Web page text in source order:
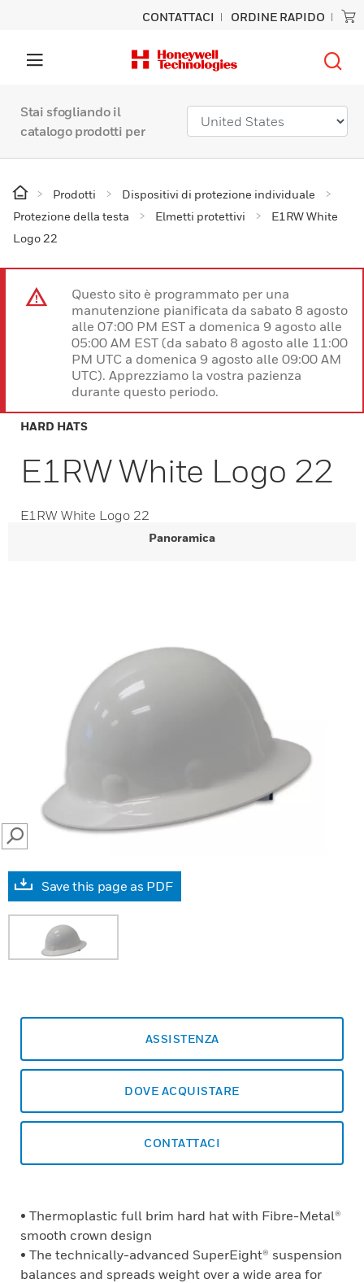
CONTATTACI ORDINE RAPIDO
Stai sfogliando il
catalogo prodotti per
Prodotti
Dispositivi di protezione individuale
Protezione della testa
Elmetti protettivi
E1RW White
Logo 22
Questo sito è programmato per una
manutenzione pianificata da sabato 8 agosto
alle 07:00 PM EST a domenica 9 agosto alle
05:00 AM EST (da sabato 8 agosto alle 11:00
PM UTC a domenica 9 agosto alle 09:00 AM
UTC). Apprezziamo la vostra pazienza
durante questo periodo.
HARD HATS
E1RW White Logo 22
E1RW White Logo 22
Panoramica
SEARCH
Save this page as PDF
ASSISTENZA
DOVE ACQUISTARE
CONTATTACI
• Thermoplastic full brim hard hat with Fibre-Metal®
smooth crown design
• The technically-advanced SuperEight® suspension
balances and spreads weight over a wide area for